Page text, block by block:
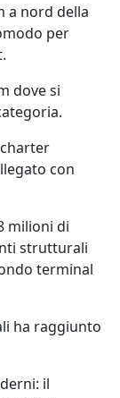
a nord della
per
dove si
con
milioni di
strutturali
terminal
ha raggiunto
il